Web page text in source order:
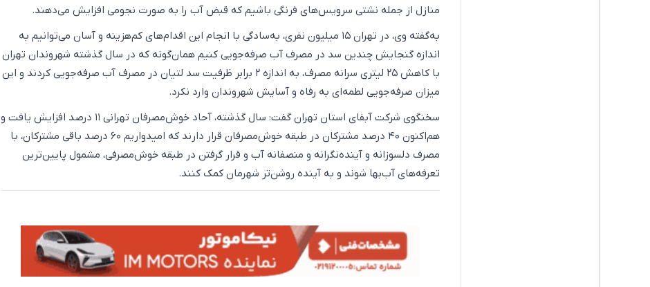
منازل از جمله نشتی سرویس‌های فرنگی باشیم که قبض آب را به صورت نجومی افزایش می‌دهند.
به‌گفته وی، در تهران ۱۵ میلیون نفری، به‌سادگی با انجام این اقدام‌های کم‌هزینه و آسان می‌توانیم به
اندازه گنجایش چندین سد در مصرف آب صرفه‌جویی کنیم همان‌گونه که در سال گذشته شهروندان تهران
با کاهش ۲۵ لیتری سرانه مصرف، به اندازه ۲ برابر ظرفیت سد لتیان در مصرف آب صرفه‌جویی کردند و این
میزان صرفه‌جویی لطمه‌ای به رفاه و آسایش شهروندان وارد نکرد.
سخنگوی شرکت آبفای استان تهران گفت: سال گذشته، آحاد خوش‌مصرفان تهرانی ۱۱ درصد افزایش یافت و
هم‌اکنون ۴۰ درصد مشترکان در طبقه خوش‌مصرفان قرار دارند که امیدواریم ۶۰ درصد باقی مشترکان، با
مصرف دلسوزانه و آینده‌نگرانه و منصفانه آب و قرار گرفتن در طبقه خوش‌مصرفی، مشمول پایین‌ترین
تعرفه‌های آب‌بها شوند و به آینده روشن‌تر شهرمان کمک کنند.